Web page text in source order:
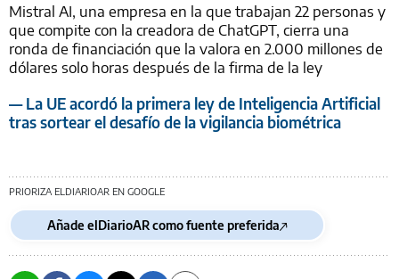
Mistral AI, una empresa en la que trabajan 22 personas y
que compite con la creadora de ChatGPT, cierra una
ronda de financiación que la valora en 2.000 millones de
dólares solo horas después de la firma de la ley
— La UE acordó la primera ley de Inteligencia Artificial
tras sortear el desafío de la vigilancia biométrica
PRIORIZA ELDIARIOAR EN GOOGLE
Añade elDiarioAR como fuente preferida